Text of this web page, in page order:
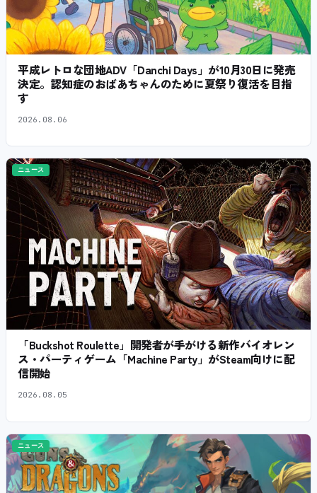
平成レトロな団地ADV「Danchi Days」が10月30日に発売
決定。認知症のおばあちゃんのために夏祭り復活を目指
す
2026.08.06
ニュース
「Buckshot Roulette」開発者が手がける新作バイオレン
ス・パーティゲーム「Machine Party」がSteam向けに配
信開始
2026.08.05
ニュース